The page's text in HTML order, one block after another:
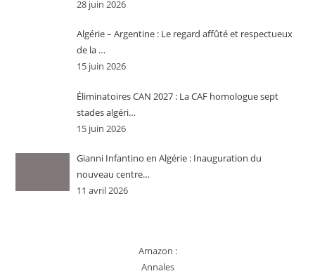
28 juin 2026
Algérie – Argentine : Le regard affûté et respectueux
de la …
15 juin 2026
Éliminatoires CAN 2027 : La CAF homologue sept
stades algéri…
15 juin 2026
Gianni Infantino en Algérie : Inauguration du
nouveau centre…
11 avril 2026
Amazon :
Annales